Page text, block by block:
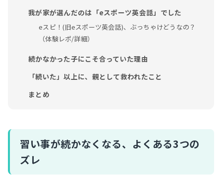
我が家が選んだのは「eスポーツ英会話」でした
eスピ！(旧eスポーツ英会話)、ぶっちゃけどうなの？
（体験レポ/詳細）
続かなかった子にこそ合っていた理由
「続いた」以上に、親として救われたこと
まとめ
習い事が続かなくなる、よくある3つの
ズレ